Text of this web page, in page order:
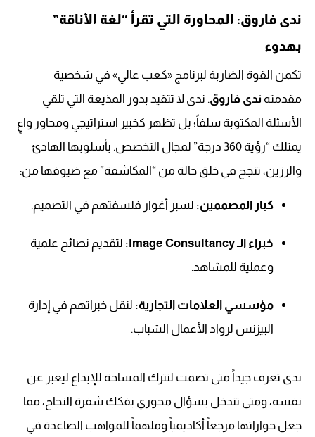
ندى فاروق: المحاورة التي تقرأ “لغة الأناقة”
بهدوء
تكمن القوة الضاربة لبرنامج «كعب عالي» في شخصية
مقدمته ندى فاروق. ندى لا تتقيد بدور المذيعة التي تلقي
الأسئلة المكتوبة سلفاً؛ بل تظهر كخبير استراتيجي ومحاور واعٍ
يمتلك “رؤية 360 درجة” لمجال التخصص. بأسلوبها الهادئ
والرزين، تنجح في خلق حالة من “المكاشفة” مع ضيوفها من:
كبار المصممين: لسبر أغوار فلسفتهم في التصميم.
خبراء الـ Image Consultancy:
لتقديم نصائح علمية
وعملية للمشاهد.
مؤسسي العلامات التجارية: لنقل خبراتهم في إدارة
البيزنس لرواد الأعمال الشباب.
ندى تعرف جيداً متى تصمت لتترك المساحة للإبداع ليعبر عن
نفسه، ومتى تتدخل بسؤال محوري يفكك شفرة النجاح، مما
جعل حواراتها مرجعاً أكاديمياً وملهماً للمواهب الصاعدة في